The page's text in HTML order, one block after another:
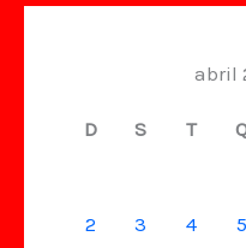
abril
D S T
2
3 4 5